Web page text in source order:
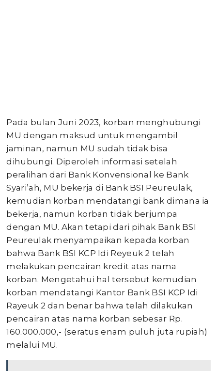
Pada bulan Juni 2023, korban menghubungi
MU dengan maksud untuk mengambil
jaminan, namun MU sudah tidak bisa
dihubungi. Diperoleh informasi setelah
peralihan dari Bank Konvensional ke Bank
Syari’ah, MU bekerja di Bank BSI Peureulak,
kemudian korban mendatangi bank dimana ia
bekerja, namun korban tidak berjumpa
dengan MU. Akan tetapi dari pihak Bank BSI
Peureulak menyampaikan kepada korban
bahwa Bank BSI KCP Idi Reyeuk 2 telah
melakukan pencairan kredit atas nama
korban. Mengetahui hal tersebut kemudian
korban mendatangi Kantor Bank BSI KCP Idi
Rayeuk 2 dan benar bahwa telah dilakukan
pencairan atas nama korban sebesar Rp.
160.000.000,- (seratus enam puluh juta rupiah)
melalui MU.